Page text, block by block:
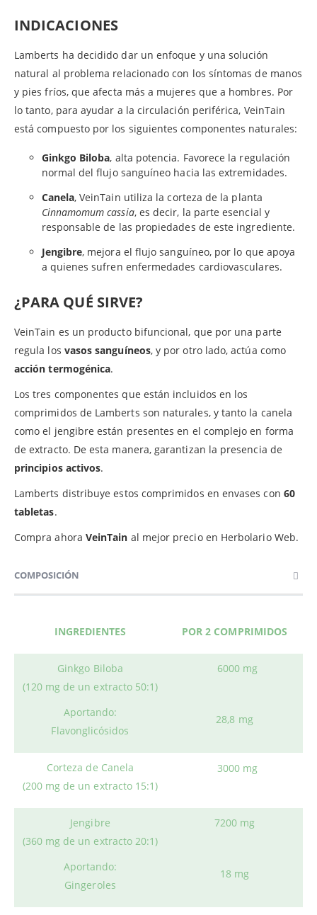
INDICACIONES
Lamberts ha decidido dar un enfoque y una solución
natural al problema relacionado con los síntomas de manos
y pies fríos, que afecta más a mujeres que a hombres. Por
lo tanto, para ayudar a la circulación periférica, VeinTain
está compuesto por los siguientes componentes naturales:
Ginkgo Biloba, alta potencia. Favorece la regulación
normal del flujo sanguíneo hacia las extremidades.
Canela, VeinTain utiliza la corteza de la planta
Cinnamomum cassia, es decir, la parte esencial y
responsable de las propiedades de este ingrediente.
Jengibre, mejora el flujo sanguíneo, por lo que apoya
a quienes sufren enfermedades cardiovasculares.
¿PARA QUÉ SIRVE?
VeinTain es un producto bifuncional, que por una parte
regula los vasos sanguíneos, y por otro lado, actúa como
acción termogénica.
Los tres componentes que están incluidos en los
comprimidos de Lamberts son naturales, y tanto la canela
como el jengibre están presentes en el complejo en forma
de extracto. De esta manera, garantizan la presencia de
principios activos.
Lamberts distribuye estos comprimidos en envases con 60
tabletas.
Compra ahora VeinTain al mejor precio en Herbolario Web.
COMPOSICIÓN
INGREDIENTES POR 2 COMPRIMIDOS
Ginkgo Biloba
(120 mg de un extracto 50:1)
Aportando:
Flavonglicósidos
6000 mg
28,8 mg
Corteza de Canela
(200 mg de un extracto 15:1)
3000 mg
Jengibre
(360 mg de un extracto 20:1)
Aportando:
Gingeroles
7200 mg
18 mg